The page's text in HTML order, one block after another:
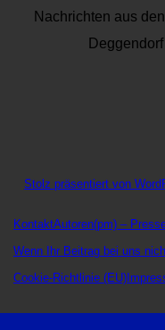
Nachrichten aus
Stolz präsentiert von
KontaktAutoren(pm) –
Wenn Ihr Beitrag bei uns
Cookie-Richtlinie (EU)